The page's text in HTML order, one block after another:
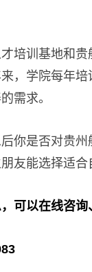
培训基地和
，学院每年
需求。
你是否对贵
友能选择适合
可以在线咨